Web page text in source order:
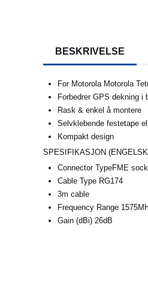
BESKRIVELSE
For Motorola Motorola
Forbedrer GPS dekning i
Rask & enkel å montere
Selvklebende festetape
Kompakt design
SPESIFIKASJON
Connector TypeFME
Cable Type RG174
3m cable
Frequency Range
Gain (dBi) 26dB